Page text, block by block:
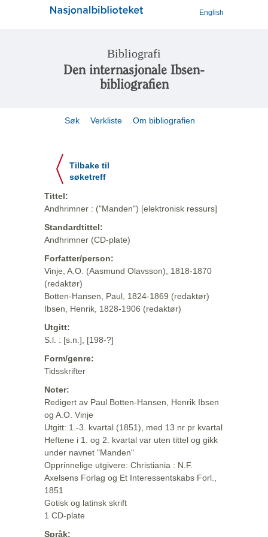
English
Bibliografi
Den internasjonale Ibsen-
bibliografien
Søk Verkliste Om bibliografien
Tilbake til
søketreff
Tittel:
Andhrimner : ("Manden") [elektronisk ressurs]
Standardtittel:
Andhrimner (CD-plate)
Forfatter/person:
Vinje, A.O. (Aasmund Olavsson), 1818-1870
(redaktør)
Botten-Hansen, Paul, 1824-1869 (redaktør)
Ibsen, Henrik, 1828-1906 (redaktør)
Utgitt:
S.l. : [s.n.], [198-?]
Form/genre:
Tidsskrifter
Noter:
Redigert av Paul Botten-Hansen, Henrik Ibsen
og A.O. Vinje
Utgitt: 1.-3. kvartal (1851), med 13 nr pr kvartal
Heftene i 1. og 2. kvartal var uten tittel og gikk
under navnet "Manden"
Opprinnelige utgivere: Christiania : N.F.
Axelsens Forlag og Et Interessentskabs Forl.,
1851
Gotisk og latinsk skrift
1 CD-plate
Språk: